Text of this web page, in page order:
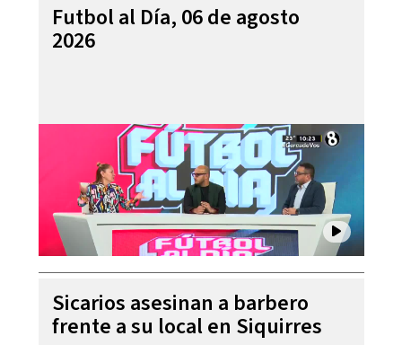
Futbol al Día, 06 de agosto
2026
Sicarios asesinan a barbero
frente a su local en Siquirres